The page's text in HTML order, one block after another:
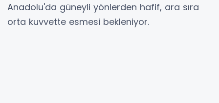
Anadolu'da güneyli yönlerden hafif, ara sıra
orta kuvvette esmesi bekleniyor.